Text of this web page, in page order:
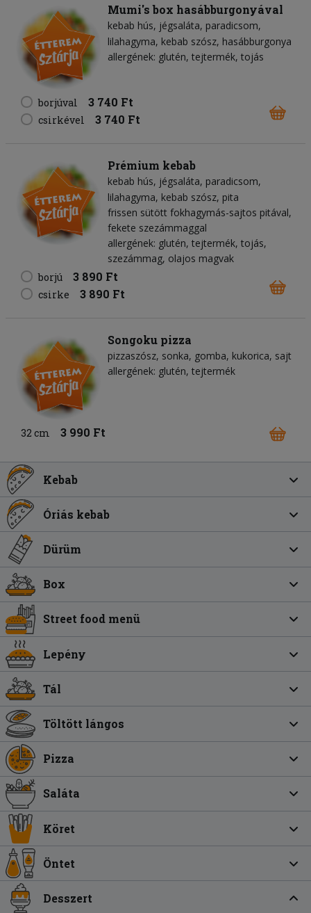
Mumi's box hasábburgonyával
kebab hús jégsaláta paradicsom
lilahagyma kebab szósz hasábburgonya
allergének: glutén, tejtermék, tojás
borjúval 3 740 Ft
csirkével 3 740 Ft
Prémium kebab
kebab hús jégsaláta paradicsom
lilahagyma kebab szósz pita
frissen sütött fokhagymás-sajtos pitával,
fekete szezámmaggal
allergének: glutén, tejtermék, tojás,
szezámmag, olajos magvak
borjú
3 890 Ft
csirke 3 890 Ft
Songoku pizza
pizzaszósz sonka gomba kukorica sajt
allergének: glutén, tejtermék
32 cm 3 990 Ft
Kebab
Óriás kebab
Dürüm
Box
Street food menü
Lepény
Tál
Töltött lángos
Pizza
Saláta
Köret
Öntet
Desszert